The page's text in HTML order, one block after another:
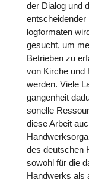
der Dialog und
log­for­ma­ten
gesucht, um
Betrie­ben zu
von Kirche und
werden. Viele
gan­gen­heit
so­nelle
diese Arbeit
des deut­schen
sowohl für die
Hand­werks als